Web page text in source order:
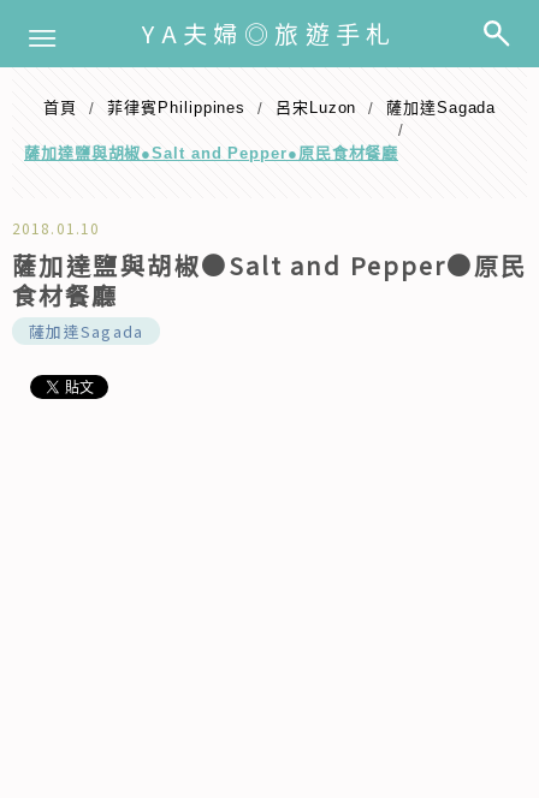
YA夫婦◎旅遊手札
首頁 / ️菲律賓Philippines / 呂宋Luzon /
薩加達Sagada
/
薩加達鹽與胡椒●Salt and Pepper●原民食材餐廳
2018.01.10
薩加達鹽與胡椒●Salt and Pepper●原民
食材餐廳
薩加達Sagada